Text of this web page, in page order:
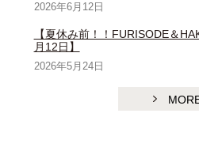
2026年6月12日
【夏休み前！！FURISODE＆
月12日】
2026年5月24日